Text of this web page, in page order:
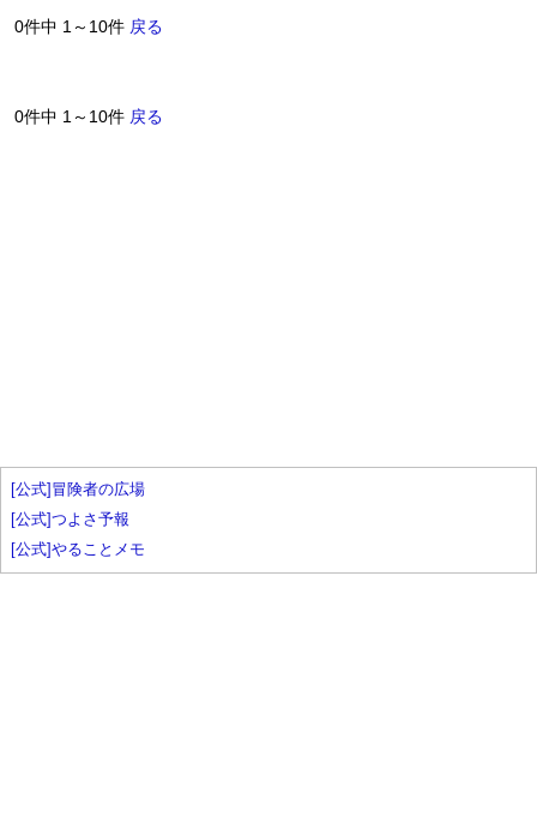
0件中 1～10件 戻る
0件中 1～10件 戻る
[公式]冒険者の広場
[公式]つよさ予報
[公式]やることメモ